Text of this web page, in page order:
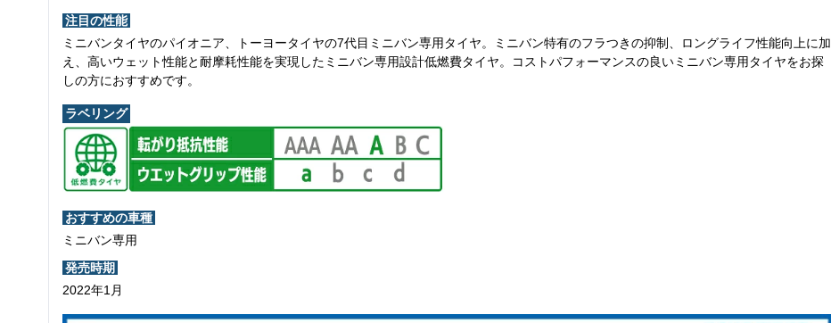
注目の性能
ミニバンタイヤのパイオニア、トーヨータイヤの7代目ミニバン専用タイヤ。ミニバン特有のフラつきの抑制、ロングライフ性能向上に加
え、高いウェット性能と耐摩耗性能を実現したミニバン専用設計低燃費タイヤ。コストパフォーマンスの良いミニバン専用タイヤをお探
しの方におすすめです。
ラベリング
おすすめの車種
ミニバン専用
発売時期
2022年1月